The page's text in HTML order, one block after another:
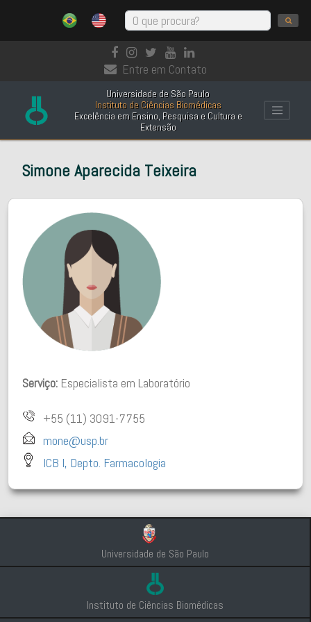
Entre em Contato
Universidade de São Paulo
Instituto de Ciências Biomédicas
Excelência em Ensino, Pesquisa e Cultura e
Extensão
Simone Aparecida Teixeira
Serviço: Especialista em Laboratório
+55 (11) 3091-7755
mone@usp.br
ICB I, Depto. Farmacologia
Universidade de São Paulo
Instituto de Ciências Biomédicas